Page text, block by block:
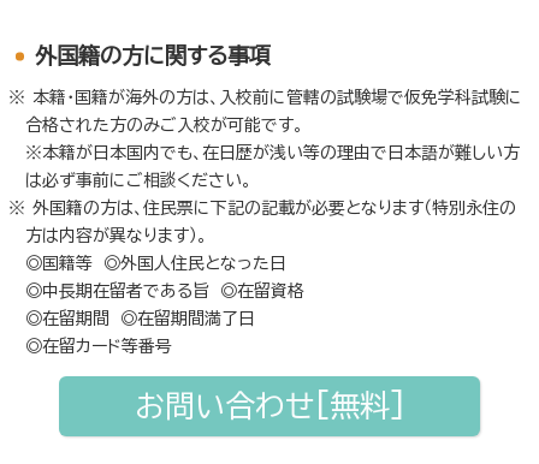
外国籍の方に関する事項
本籍・国籍が海外の方は、入校前に管轄の試験場で仮免学科試験に
合格された方のみご入校が可能です。
※本籍が日本国内でも、在日歴が浅い等の理由で日本語が難しい方
は必ず事前にご相談ください。
外国籍の方は、住民票に下記の記載が必要となります（特別永住の
方は内容が異なります）。
◎国籍等 ◎外国人住民となった日
◎中長期在留者である旨 ◎在留資格
◎在留期間 ◎在留期間満了日
◎在留カード等番号
お問い合わせ[無料]